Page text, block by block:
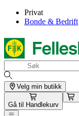
Privat
Bonde & Bedrift
Velg min butikk
Gå til Handlekurv